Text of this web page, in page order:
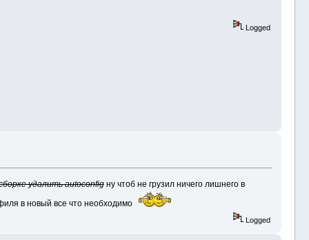
Logged
удалить autoconfigну чтоб не грузил ничего лишнего в
в новый все что необходимо
Logged